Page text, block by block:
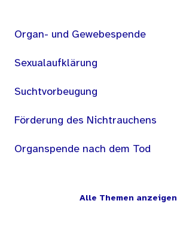
Organ- und Gewebespende
Sexualaufklärung
Suchtvorbeugung
Förderung des Nichtrauchens
Organspende nach dem Tod
Alle Themen anzeigen